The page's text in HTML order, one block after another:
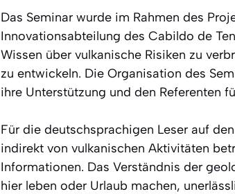
Das Seminar wurde im Rahmen des
Innovationsabteilung des Cabildo de
Wissen über vulkanische Risiken zu
zu entwickeln. Die Organisation des
ihre Unterstützung und den Referenten
Für die deutschsprachigen Leser auf
indirekt von vulkanischen Aktivitäten
Informationen. Das Verständnis der
hier leben oder Urlaub machen,